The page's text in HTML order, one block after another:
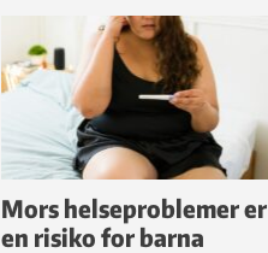
Mors helseproblemer er
en risiko for barna